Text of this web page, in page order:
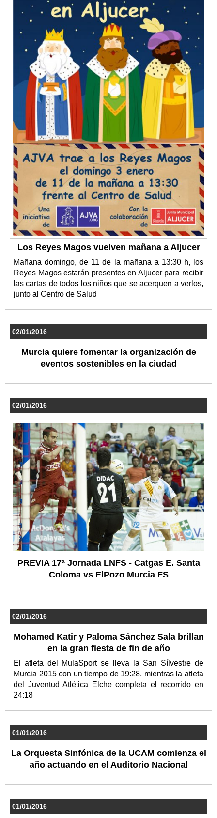
Los Reyes Magos vuelven mañana a Aljucer
Mañana domingo, de 11 de la mañana a 13:30 h, los
Reyes Magos estarán presentes en Aljucer para recibir
las cartas de todos los niños que se acerquen a verlos,
junto al Centro de Salud
02/01/2016
Murcia quiere fomentar la organización de
eventos sostenibles en la ciudad
02/01/2016
PREVIA 17ª Jornada LNFS - Catgas E. Santa
Coloma vs ElPozo Murcia FS
02/01/2016
Mohamed Katir y Paloma Sánchez Sala brillan
en la gran fiesta de fin de año
El atleta del MulaSport se lleva la San Sílvestre de
Murcia 2015 con un tiempo de 19:28, mientras la atleta
del Juventud Atlética Elche completa el recorrido en
24:18
01/01/2016
La Orquesta Sinfónica de la UCAM comienza el
año actuando en el Auditorio Nacional
01/01/2016